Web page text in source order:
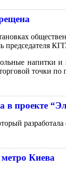
председателя
напитки
точки по
в проекте
Киева